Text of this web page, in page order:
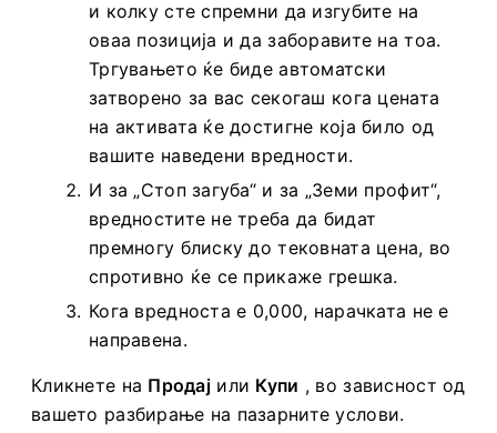
да одлучите колку сакате да заработите
и колку сте спремни да изгубите на
оваа позиција и да заборавите на тоа.
Тргувањето ќе биде автоматски
затворено за вас секогаш кога цената
на активата ќе достигне која било од
вашите наведени вредности.
И за „Стоп загуба“ и за „Земи профит“,
вредностите не треба да бидат
премногу блиску до тековната цена, во
спротивно ќе се прикаже грешка.
Кога вредноста е 0,000, нарачката не е
Кликнете наПродај илиКупи, во зависност од